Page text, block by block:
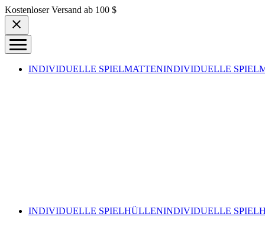
Skip to content
Kostenloser Versand ab 100 $
INDIVIDUELLE SPIELMATTENINDIVIDUELLE
INDIVIDUELLE SPIELHÜLLENINDIVIDUELLE